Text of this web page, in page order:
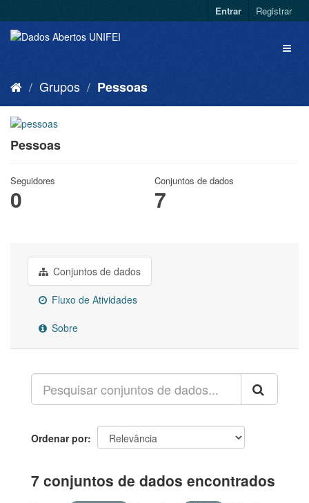
Entrar Registrar
Grupos Pessoas
Pessoas
Seguidores
0
Conjuntos de dados
7
Conjuntos de dados
Fluxo de Atividades
Sobre
Ordenar por
7 conjuntos de dados encontrados